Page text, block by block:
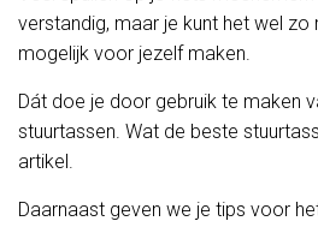
verstandig, maar je kunt het wel zo
mogelijk voor jezelf maken.
Dát doe je door gebruik te maken
stuurtassen. Wat de beste
artikel.
Daarnaast geven we je tips voor